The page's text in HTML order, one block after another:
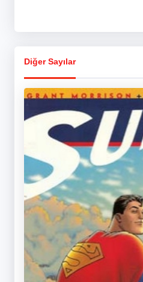
Diğer Sayılar